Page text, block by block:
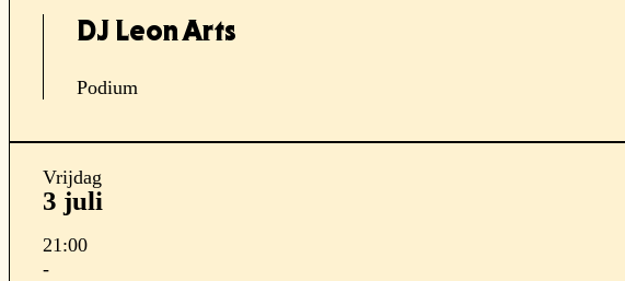
DJ Leon Arts
Podium
Vrijdag
3 juli
21:00
-